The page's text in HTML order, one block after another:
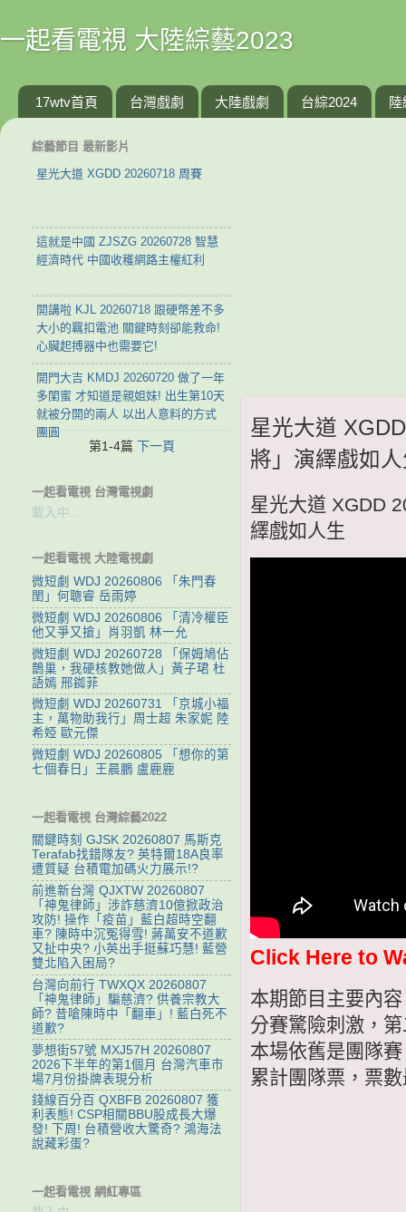
一起看電視 大陸綜藝2023
17wtv首頁 台灣戲劇 大陸戲劇 台綜2024 陸
星光大道
將」演繹戲如
星光大道 XGDD
繹戲如人生
Click Here to
本期節目主要內
分賽驚險刺激，
本場依舊是團隊
累計團隊票，票
綜藝節目 最新影片
星光大道 XGDD 20260718 周賽
這就是中國 ZJSZG 20260728 智慧
經濟時代 中國收穫網路主權紅利
開講啦 KJL 20260718 跟硬幣差不多
大小的羈扣電池 關鍵時刻卻能救命!
心臟起搏器中也需要它!
開門大吉 KMDJ 20260720 做了一年
多閨蜜 才知道是親姐妹! 出生第10天
就被分開的兩人 以出人意料的方式
團圓
第1-4篇 下一頁
一起看電視 台灣電視劇
載入中…
一起看電視 大陸電視劇
微短劇 WDJ 20260806 「朱門春
閨」何聰睿 岳雨婷
微短劇 WDJ 20260806 「清冷權臣
他又爭又搶」肖羽凱 林一允
微短劇 WDJ 20260728 「保姆鳩佔
鵲巢，我硬核教她做人」黃子珺 杜
語嫣 邢銣菲
微短劇 WDJ 20260731 「京城小福
主，萬物助我行」周士超 朱家妮 陸
希婭 歐元傑
微短劇 WDJ 20260805 「想你的第
七個春日」王晨鵬 盧鹿鹿
一起看電視 台灣綜藝2022
關鍵時刻 GJSK 20260807 馬斯克
Terafab找錯隊友? 英特爾18A良率
遭質疑 台積電加碼火力展示!?
前進新台灣 QJXTW 20260807
「神鬼律師」涉詐慈濟10億掀政治
攻防! 操作「疫苗」藍白超時空翻
車? 陳時中沉冤得雪! 蔣萬安不道歉
又扯中央? 小英出手挺蘇巧慧! 藍營
雙北陷入困局?
台灣向前行 TWXQX 20260807
「神鬼律師」騙慈濟? 供養宗教大
師? 昔嗆陳時中「翻車」! 藍白死不
道歉?
夢想街57號 MXJ57H 20260807
2026下半年的第1個月 台灣汽車市
場7月份掛牌表現分析
錢線百分百 QXBFB 20260807 獲
利表態! CSP相關BBU股成長大爆
發! 下周! 台積營收大驚奇? 鴻海法
說藏彩蛋?
一起看電視 網紅專區